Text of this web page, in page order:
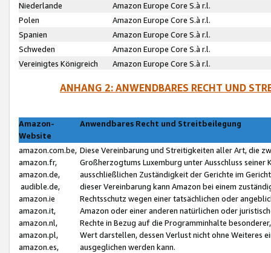
Niederlande
Amazon Europe Core S.à r.l.
Polen
Amazon Europe Core S.à r.l.
Spanien
Amazon Europe Core S.à r.l.
Schweden
Amazon Europe Core S.à r.l.
Vereinigtes Königreich
Amazon Europe Core S.à r.l.
ANHANG 2: ANWENDBARES RECHT UND
Amazon-
Website
Anwendbares Recht und Streitbeilegung
amazon.com.be,
amazon.fr,
amazon.de,
audible.de,
amazon.ie
amazon.it,
amazon.nl,
amazon.pl,
amazon.es,
Diese Vereinbarung und Streitigkeiten aller Art, die
Großherzogtums Luxemburg unter Ausschluss
ausschließlichen Zuständigkeit der Gerichte im
dieser Vereinbarung kann Amazon bei einem
Rechtsschutz wegen einer tatsächlichen oder
Amazon oder einer anderen natürlichen oder
Rechte in Bezug auf die Programminhalte
Wert darstellen, dessen Verlust nicht ohne Weiteres
ausgeglichen werden kann.